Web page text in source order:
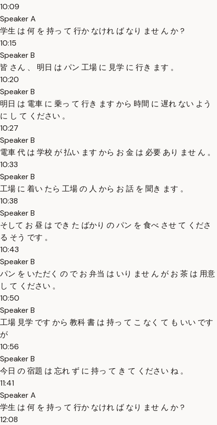
10:09
Speaker A
学生 は 何 を 持っ て 行か なけれ ば なり ませ ん か ?
10:15
Speaker B
皆 さん 、 明日 は パン 工場 に 見学 に 行き ます 。
10:20
Speaker B
明日 は 電車 に 乗っ て 行き ます から 時間 に 遅れ ない よう
に し て ください 。
10:27
Speaker B
電車 代 は 学校 が 払い ます から お 金 は 必要 あり ませ ん 。
10:33
Speaker B
工場 に 着い たら 工場 の 人 から お 話 を 聞き ます 。
10:38
Speaker B
そして お 昼 は でき た ばかり の パン を 食べ させ て くださ
る そう です 。
10:43
Speaker B
パン を いただく の で お 弁当 は いり ませ ん が お 茶 は 用意
し て ください 。
10:50
Speaker B
工場 見学 です から 教科 書 は 持っ て こ なく て も いい です
が
10:56
Speaker B
今日 の 宿題 は 忘れ ず に 持っ て き て ください ね 。
11:41
Speaker A
学生 は 何 を 持っ て 行か なけれ ば なり ませ ん か ?
12:08